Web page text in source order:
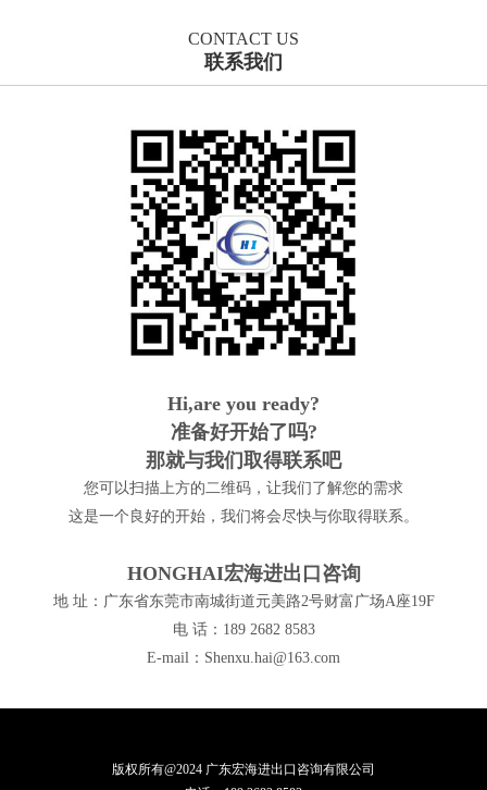
CONTACT US
联系我们
Hi,are you ready?
准备好开始了吗?
那就与我们取得联系吧
您可以扫描上方的二维码，让我们了解您的需求
这是一个良好的开始，我们将会尽快与你取得联系。
HONGHAI宏海进出口咨询
地 址：广东省东莞市南城街道元美路2号财富广场A座19F
电 话：189 2682 8583
E-mail：Shenxu.hai@163.com
版权所有@2024 广东宏海进出口咨询有限公司